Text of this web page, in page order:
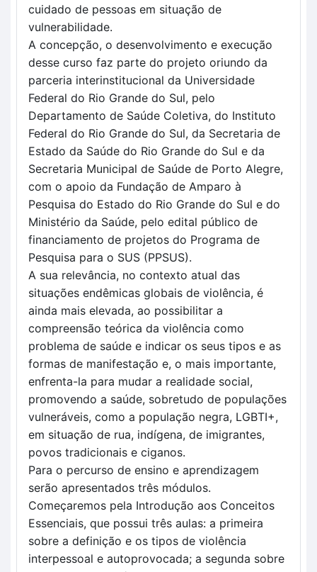
cuidado de pessoas em situação de
vulnerabilidade.
A concepção, o desenvolvimento e execução
desse curso faz parte do projeto oriundo da
parceria interinstitucional da Universidade
Federal do Rio Grande do Sul, pelo
Departamento de Saúde Coletiva, do Instituto
Federal do Rio Grande do Sul, da Secretaria de
Estado da Saúde do Rio Grande do Sul e da
Secretaria Municipal de Saúde de Porto Alegre,
com o apoio da Fundação de Amparo à
Pesquisa do Estado do Rio Grande do Sul e do
Ministério da Saúde, pelo edital público de
financiamento de projetos do Programa de
Pesquisa para o SUS (PPSUS).
A sua relevância, no contexto atual das
situações endêmicas globais de violência, é
ainda mais elevada, ao possibilitar a
compreensão teórica da violência como
problema de saúde e indicar os seus tipos e as
formas de manifestação e, o mais importante,
enfrenta-la para mudar a realidade social,
promovendo a saúde, sobretudo de populações
vulneráveis, como a população negra, LGBTI+,
em situação de rua, indígena, de imigrantes,
povos tradicionais e ciganos.
Para o percurso de ensino e aprendizagem
serão apresentados três módulos.
Começaremos pela Introdução aos Conceitos
Essenciais, que possui três aulas: a primeira
sobre a definição e os tipos de violência
interpessoal e autoprovocada; a segunda sobre